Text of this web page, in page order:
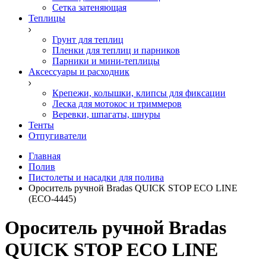
Сетка затеняющая
Теплицы
Грунт для теплиц
Пленки для теплиц и парников
Парники и мини-теплицы
Аксессуары и расходник
Крепежи, колышки, клипсы для фиксации
Леска для мотокос и триммеров
Веревки, шпагаты, шнуры
Тенты
Отпугиватели
Главная
Полив
Пистолеты и насадки для полива
Ороситель ручной Bradas QUICK STOP ECO LINE
(ECO-4445)
Ороситель ручной Bradas
QUICK STOP ECO LINE